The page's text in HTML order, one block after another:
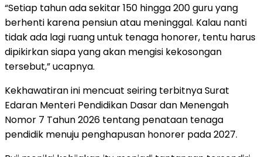
“Setiap tahun ada sekitar 150 hingga 200 guru yang
berhenti karena pensiun atau meninggal. Kalau nanti
tidak ada lagi ruang untuk tenaga honorer, tentu harus
dipikirkan siapa yang akan mengisi kekosongan
tersebut,” ucapnya.
Kekhawatiran ini mencuat seiring terbitnya Surat
Edaran Menteri Pendidikan Dasar dan Menengah
Nomor 7 Tahun 2026 tentang penataan tenaga
pendidik menuju penghapusan honorer pada 2027.